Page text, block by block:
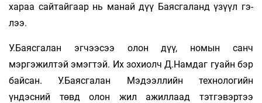
хараа сайтай­­гаар нь манай дүү Баясгаланд үзүүл гэ­
лээ.
У.Баясгалан эгчээсээ олон дүү, номын санч
мэргэжилтэй эмэгтэй. Их зохиолч Д.Нам­даг гуайн бэр
байсан. У.Баясгалан Мэ­­дээллийн техно­логийн
үндэсний төвд олон жил ажил­лаад тэт­гэвэртээ